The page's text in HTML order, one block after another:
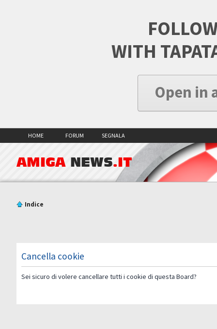
WITH
Open in
HOME FORUM SEGNALA
AMIGA NEWS.IT
Indice
Cancella cookie
Sei sicuro di volere cancellare tutti i cookie di questa Board?